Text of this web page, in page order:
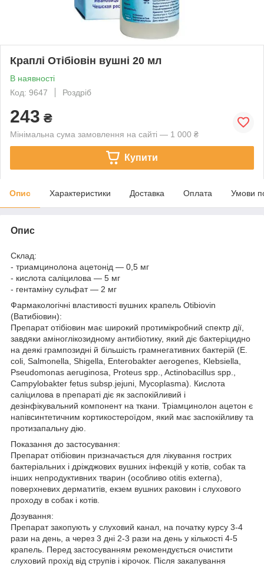
Краплі Отібіовін вушні 20 мл
В наявності
Код: 9647
Роздріб
243 ₴
Мінімальна сума замовлення на сайті — 1 000 ₴
Купити
Опис Характеристики Доставка Оплата Умови
Опис
Склад:
- триамцинолона ацетонід — 0,5 мг
- кислота саліцилова — 5 мг
- гентаміну сульфат — 2 мг
Фармакологічні властивості вушних крапель Otibiovin
(Ватибіовин):
Препарат отібіовин має широкий протимікробний спектр дії,
завдяки аміноглікозидному антибіотику, який діє бактеріцидно
на деякі грампозидні й більшість грамнегативних бактерій (E.
coli, Salmonella, Shigella, Enterobakter aerogenes, Klebsiella,
Pseudomonas aeruginosa, Proteus spp., Actinobacillus spp.,
Campylobakter fetus subsp.jejuni, Mycoplasma). Кислота
саліцилова в препараті діє як заспокійливий і
дезінфікувальний компонент на ткани. Тріамцинолон ацетон є
напівсинтетичним кортикостероїдом, який має заспокійливу та
протизапальну дію.
Показання до застосування:
Препарат отібіовин призначається для лікування гострих
бактеріальних і дріжджових вушних інфекцій у котів, собак та
інших непродуктивних тварин (особливо otitis externa),
поверхневих дерматитів, екзем вушних раковин і слухового
проходу в собак і котів.
Дозування:
Препарат закопують у слуховий канал, на початку курсу 3-4
рази на день, а через 3 дні 2-3 рази на день у кількості 4-5
крапель. Перед застосуванням рекомендується очистити
слуховий прохід від струпів і кірочок. Після закапування